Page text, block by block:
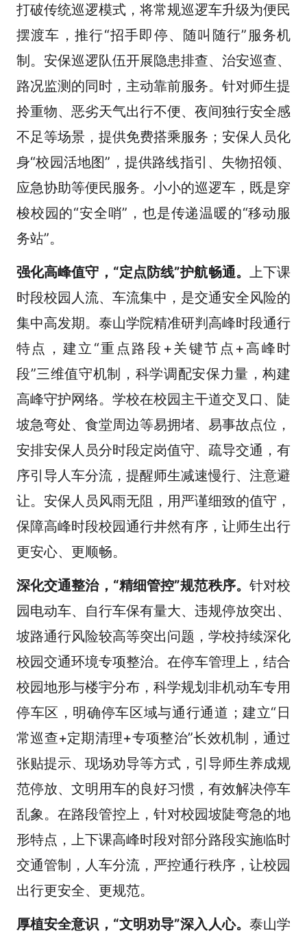
打破传统巡逻模式，将常规巡逻车升级为便民
摆渡车，推行“招手即停、随叫随行”服务机
制。安保巡逻队伍开展隐患排查、治安巡查、
路况监测的同时，主动靠前服务。针对师生提
拎重物、恶劣天气出行不便、夜间独行安全感
不足等场景，提供免费搭乘服务；安保人员化
身“校园活地图”，提供路线指引、失物招领、
应急协助等便民服务。小小的巡逻车，既是穿
梭校园的“安全哨”，也是传递温暖的“移动服
务站”。
强化高峰值守，“定点防线”护航畅通。 上下课
时段校园人流、车流集中，是交通安全风险的
集中高发期。泰山学院精准研判高峰时段通行
特点，建立“重点路段+关键节点+高峰时
段”三维值守机制，科学调配安保力量，构建
高峰守护网络。学校在校园主干道交叉口、陡
坡急弯处、食堂周边等易拥堵、易事故点位，
安排安保人员分时段定岗值守、疏导交通，有
序引导人车分流，提醒师生减速慢行、注意避
让。安保人员风雨无阻，用严谨细致的值守，
保障高峰时段校园通行井然有序，让师生出行
更安心、更顺畅。
深化交通整治，“精细管控”规范秩序。 针对校
园电动车、自行车保有量大、违规停放突出、
坡路通行风险较高等突出问题，学校持续深化
校园交通环境专项整治。在停车管理上，结合
校园地形与楼宇分布，科学规划非机动车专用
停车区，明确停车区域与通行通道；建立“日
常巡查+定期清理+专项整治”长效机制，通过
张贴提示、现场劝导等方式，引导师生养成规
范停放、文明用车的良好习惯，有效解决停车
乱象。在路段管控上，针对校园坡陡弯急的地
形特点，上下课高峰时段对部分路段实施临时
交通管制，人车分流，严控通行秩序，让校园
出行更安全、更规范。
厚植安全意识，“文明劝导”深入人心。 泰山学